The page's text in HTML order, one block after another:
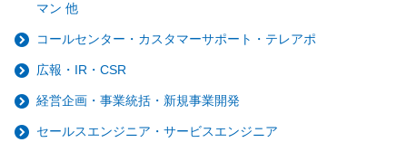
マン 他
コールセンター・カスタマーサポート・テレアポ
広報・IR・CSR
経営企画・事業統括・新規事業開発
セールスエンジニア・サービスエンジニア